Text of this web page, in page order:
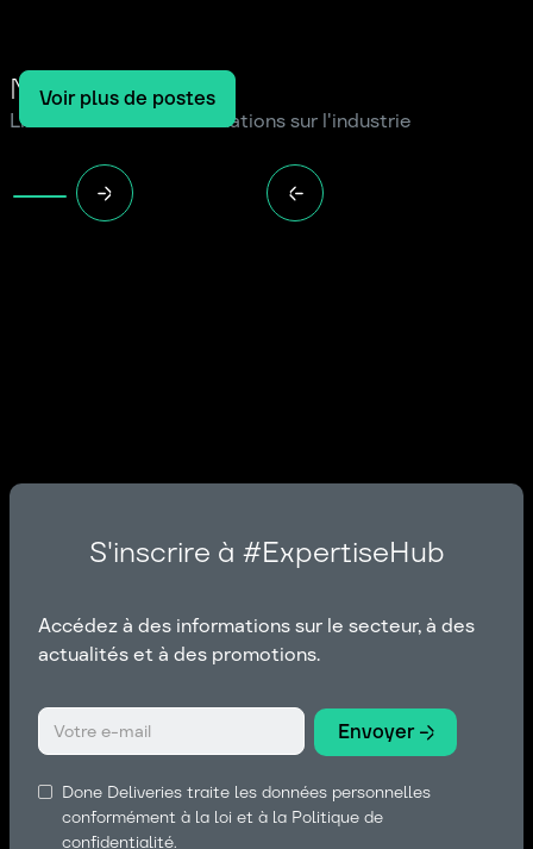
Notre blog
Lire les dernières informations sur l'industrie
Voir plus de postes
S'inscrire à #ExpertiseHub
Accédez à des informations sur le secteur, à des
actualités et à des promotions.
Done Deliveries traite les données personnelles
conformément à la loi et à la Politique de
confidentialité.